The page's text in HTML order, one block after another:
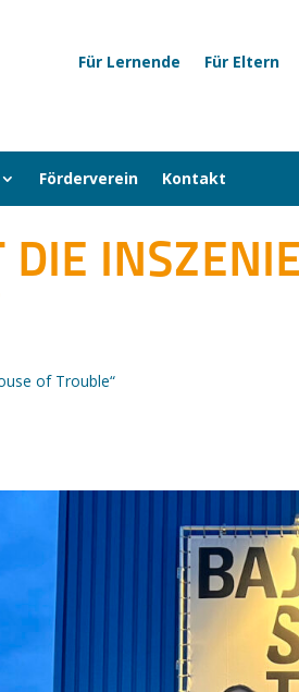
Für Lernende Für Eltern
Förderverein Kontakt
DIE
of Trouble“